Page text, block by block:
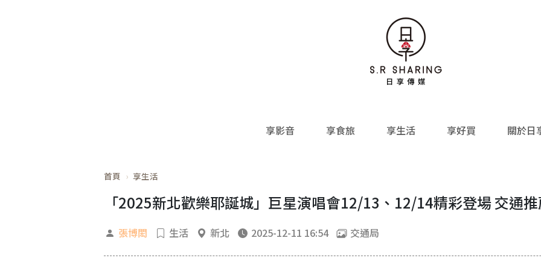
享影音 享食旅 享生活 享好買 關於日
首頁 享生活
「2025新北歡樂耶誕城」巨星演唱會12/13、12/14精彩登場 交通推
張博閎 生活 新北 2025-12-11 16:54 交通局